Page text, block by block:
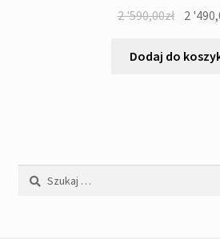
2 '590,00zł 2
Dodaj do
Szukaj: